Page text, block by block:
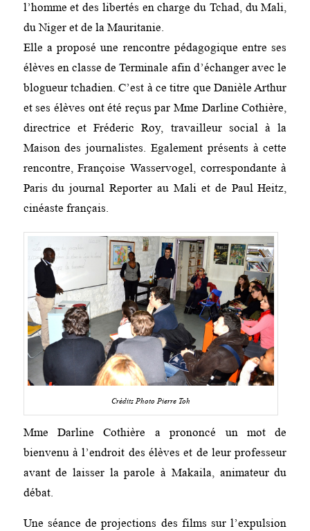
l’homme et des libertés en charge du Tchad, du Mali,
du Niger et de la Mauritanie.
Elle a proposé une rencontre pédagogique entre ses
élèves en classe de Terminale afin d’échanger avec le
blogueur tchadien. C’est à ce titre que Danièle Arthur
et ses élèves ont été reçus par Mme Darline Cothière,
directrice et Fréderic Roy, travailleur social à la
Maison des journalistes. Egalement présents à cette
rencontre, Françoise Wasservogel, correspondante à
Paris du journal Reporter au Mali et de Paul Heitz,
cinéaste français.
Crédits Photo Pierre Toh
Mme Darline Cothière a prononcé un mot de
bienvenu à l’endroit des élèves et de leur professeur
avant de laisser la parole à Makaila, animateur du
débat.
Une séance de projections des films sur l’expulsion